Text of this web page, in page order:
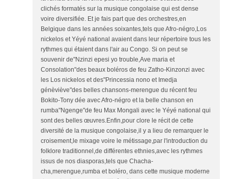
clichés formatés sur la musique congolaise qui est dense
voire diversifiée. Et je fais part que des orchestres,en
Belgique dans les années soixantes,tels que Afro-négro,Los
nickelos et Yéyé national avaient dans leur répertoire tous les
rythmes qui étaient dans l'air au Congo. Si on peut se
souvenir de"Nzinzi epesi yo trouble,Ave maria et
Consolation"des beaux boléros de feu Zatho-Kinzonzi avec
les Los nickelos et des"Princessia nono et Imedja
génèviève"des belles chansons-merengue du récent feu
Bokito-Tony dée avec Afro-négro et la belle chanson en
rumba"Ngenge"de feu Max Mongali avec le Yéyé national qui
sont des belles œuvres.Enfin,pour clore le récit de cette
diversité de la musique congolaise,il y a lieu de remarquer le
croisement,le mixage voire le métissage,par l'introduction du
folklore traditionnel,de différentes ethnies,avec les rythmes
issus de nos diasporas,tels que Chacha-
cha,merengue,rumba et boléro, dans cette musique moderne